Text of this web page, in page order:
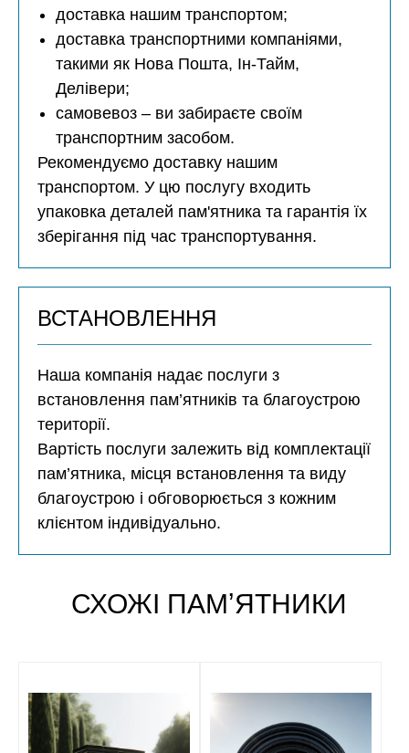
доставка нашим транспортом;
доставка транспортними компаніями,
такими як Нова Пошта, Ін-Тайм,
Делівери;
самовевоз – ви забираєте своїм
транспортним засобом.
Рекомендуємо доставку нашим
транспортом. У цю послугу входить
упаковка деталей пам'ятника та гарантія їх
зберігання під час транспортування.
ВСТАНОВЛЕННЯ
Наша компанія надає послуги з
встановлення пам’ятників та благоустрою
території.
Вартість послуги залежить від комплектації
пам’ятника, місця встановлення та виду
благоустрою і обговорюється з кожним
клієнтом індивідуально.
СХОЖІ ПАМʼЯТНИКИ